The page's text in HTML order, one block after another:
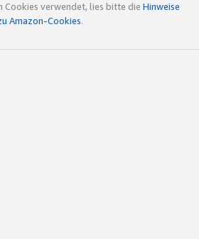
Cookies verwendet, lies bitte die Hinweise
Amazon-Cookies.